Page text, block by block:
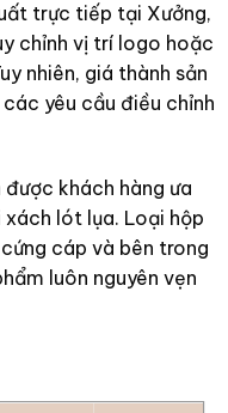
trực tiếp tại Xưởng,
chỉnh vị trí logo hoặc
nhiên, giá thành sản
yêu cầu điều chỉnh
khách hàng ưa
lót lụa. Loại hộp
cáp và bên trong
luôn nguyên vẹn